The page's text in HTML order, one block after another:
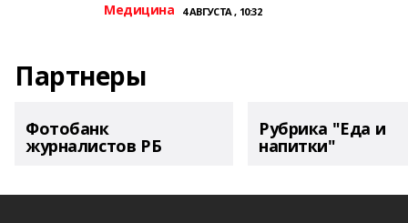
Медицина 4 АВГУСТА , 10:32
Партнеры
Фотобанк
журналистов РБ
Рубрика "Еда и
напитки"